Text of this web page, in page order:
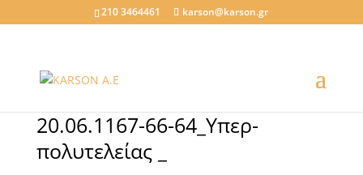
210 3464461 karson@karson.gr
20.06.1167-66-64_Υπερ-
πολυτελείας _